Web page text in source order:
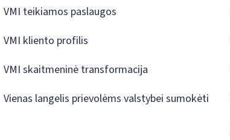
VMI teikiamos paslaugos
VMI kliento profilis
VMI skaitmeninė transformacija
Vienas langelis prievolėms valstybei sumokėti